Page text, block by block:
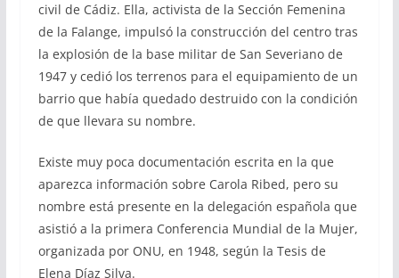
civil de Cádiz. Ella, activista de la Sección Femenina
de la Falange, impulsó la construcción del centro tras
la explosión de la base militar de San Severiano de
1947 y cedió los terrenos para el equipamiento de un
barrio que había quedado destruido con la condición
de que llevara su nombre.
Existe muy poca documentación escrita en la que
aparezca información sobre Carola Ribed, pero su
nombre está presente en la delegación española que
asistió a la primera Conferencia Mundial de la Mujer,
organizada por ONU, en 1948, según la Tesis de
Elena Díaz Silva.